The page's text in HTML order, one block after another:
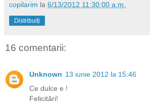
copilarim la 6/13/2012 11:30:00 a.m.
Distribuiți
16 comentarii:
Unknown 13 iunie 2012 la 15:46
Ce dulce e !
Felicitări!